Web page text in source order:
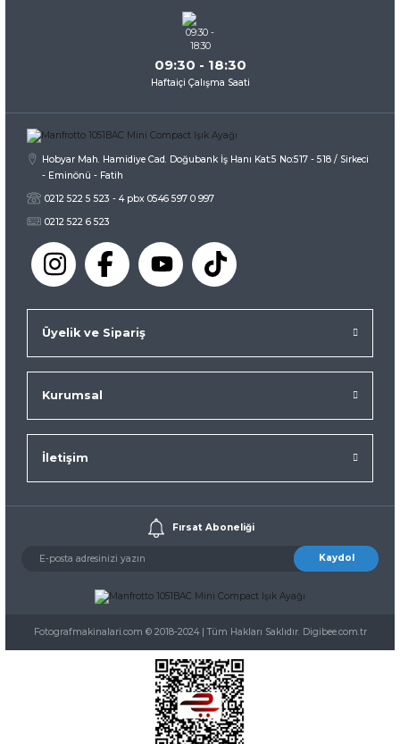
09:30 - 18:30
Haftaiçi Çalışma Saati
Hobyar Mah. Hamidiye Cad. Doğubank İş Hanı Kat:5 No:517 - 518 / Sirkeci
- Eminönü - Fatih
0212 522 5 523 - 4 pbx 0546 597 0 997
0212 522 6 523
Üyelik ve Sipariş
Kurumsal
İletişim
Fırsat Aboneliği
Kaydol
Fotografmakinalari.com © 2018-2024 | Tüm Hakları Saklıdır. Digibee.com.tr